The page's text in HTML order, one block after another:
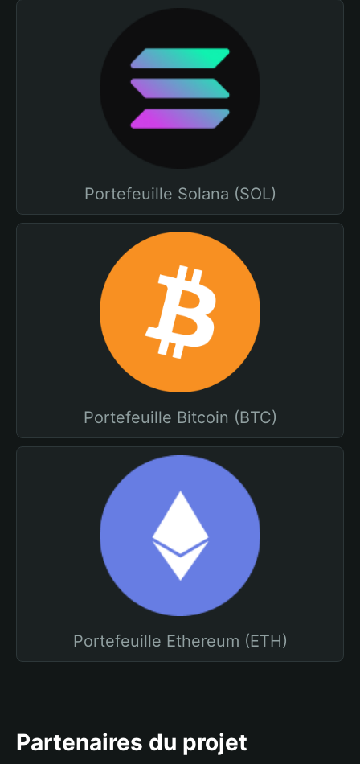
Portefeuille Solana (SOL)
Portefeuille Bitcoin (BTC)
Portefeuille Ethereum (ETH)
Partenaires du projet